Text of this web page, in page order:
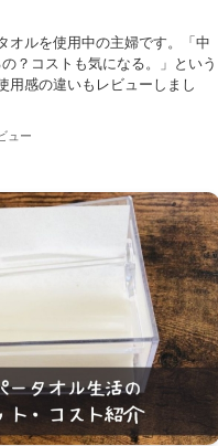
オルを使用中の主婦です。「中
？コストも気になる。」という
用感の違いもレビューしまし
ュー